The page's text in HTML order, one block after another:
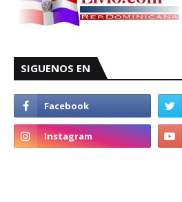
SIGUENOS EN